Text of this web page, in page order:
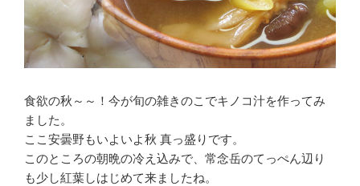
食欲の秋～～！今が旬の雑きのこでキノコ汁を作ってみ
ました。
ここ安曇野もいよいよ秋 真っ盛りです。
このところの朝晩の冷え込みで、常念岳のてっぺん辺り
も少し紅葉しはじめて来ましたね。